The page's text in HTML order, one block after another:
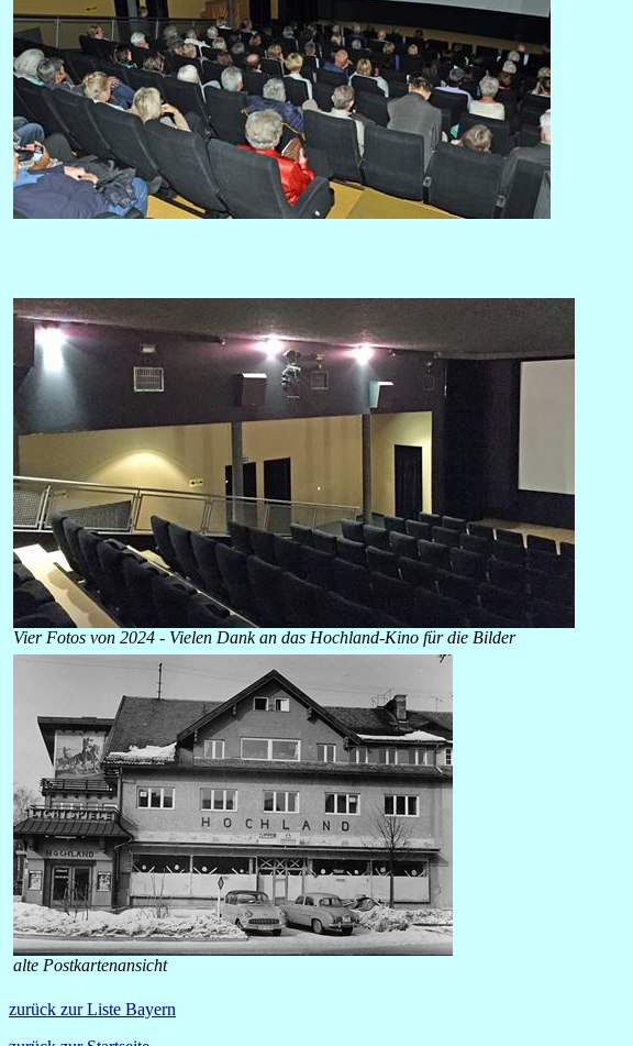
Vier Fotos von 2024 - Vielen Dank an das Hochland-Kino für die Bilder
alte Postkartenansicht
zurück zur Liste Bayern